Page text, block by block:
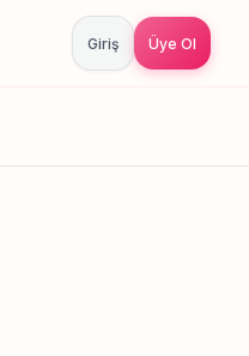
Giriş Üye Ol
Canlı sonuçlar Online randevu